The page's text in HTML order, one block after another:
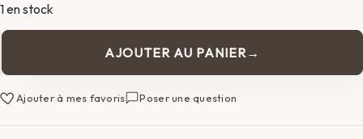
1 en stock
de
Veste
Balenciaga
AJOUTER AU PANIER
Ajouter à mes favoris Poser une question